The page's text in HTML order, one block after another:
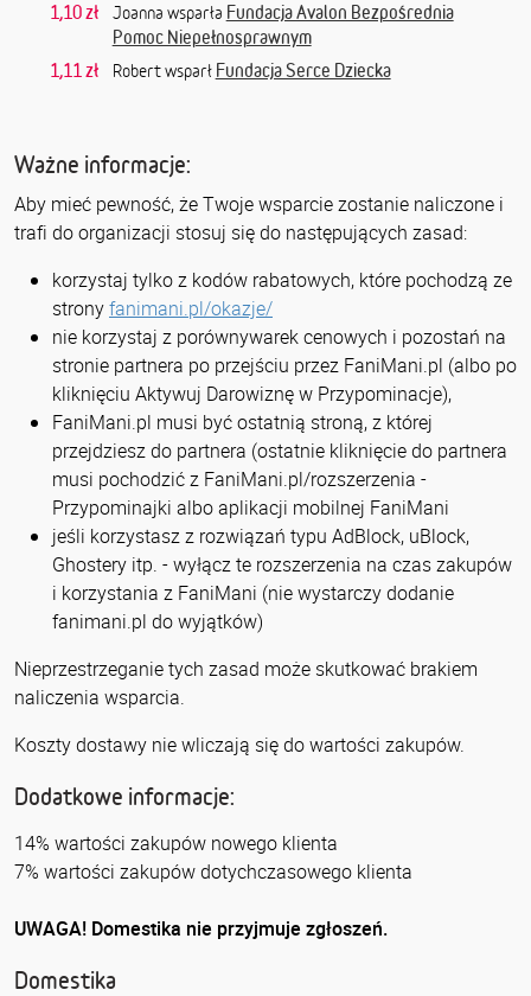
1,10 zł
Joanna wsparła Fundacja Avalon Bezpośrednia
Pomoc Niepełnosprawnym
1,11 zł
Robert wsparł Fundacja Serce Dziecka
Ważne informacje:
Aby mieć pewność, że Twoje wsparcie zostanie naliczone i
trafi do organizacji stosuj się do następujących zasad:
korzystaj tylko z kodów rabatowych, które pochodzą ze
stronyfanimani.pl/okazje/
nie korzystaj z porównywarek cenowych i pozostań na
stronie partnera po przejściu przez FaniMani.pl (albo po
kliknięciu Aktywuj Darowiznę w Przypominacje),
FaniMani.pl musi być ostatnią stroną, z której
przejdziesz do partnera (ostatnie kliknięcie do partnera
musi pochodzić z FaniMani.pl/rozszerzenia -
Przypominajki albo aplikacji mobilnej FaniMani
jeśli korzystasz z rozwiązań typu AdBlock, uBlock,
Ghostery itp. - wyłącz te rozszerzenia na czas zakupów
i korzystania z FaniMani (nie wystarczy dodanie
fanimani.pl do wyjątków)
Nieprzestrzeganie tych zasad może skutkować brakiem
naliczenia wsparcia.
Koszty dostawy nie wliczają się do wartości zakupów.
Dodatkowe informacje:
14% wartości zakupów nowego klienta
7% wartości zakupów dotychczasowego klienta
UWAGA! Domestika nie przyjmuje zgłoszeń.
Domestika